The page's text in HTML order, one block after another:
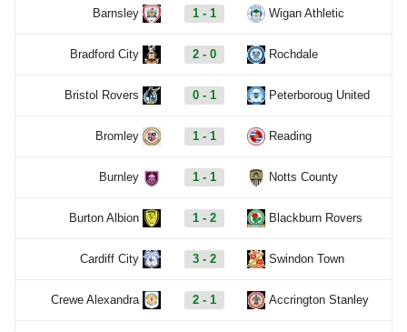
Barnsley 1 - 1 Wigan Athletic
Bradford City 2 - 0 Rochdale
Bristol Rovers 0 - 1 Peterboroug United
Bromley 1 - 1 Reading
Burnley 1 - 1 Notts County
Burton Albion 1 - 2 Blackburn Rovers
Cardiff City 3 - 2 Swindon Town
Crewe Alexandra 2 - 1 Accrington Stanley